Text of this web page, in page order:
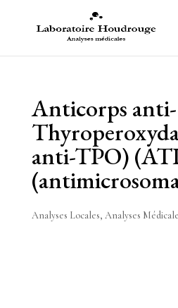
Anticorps anti-
anti-TPO)
Analyses Locales, Analyses